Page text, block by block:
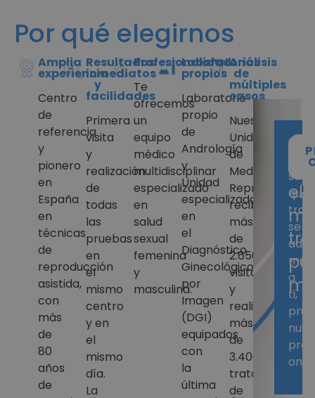
Por qué elegirnos
Amplia
experiencia
Centro
de
referencia
y
pionero
en
España
en
técnicas
de
reproducción
asistida,
con
más
de
80
años
de
Resultados
inmediatos
y
facilidades
Primera
visita
y
realización
de
todas
las
pruebas
en
el
mismo
centro
y en
el
mismo
día.
La
Profesionalidad
Te
ofrecemos
un
equipo
médico
multidisciplinar
especializado
en
salud
sexual
femenina
y
masculina.
Laboratorios
propios
Laboratorio
propio
de
Andrología
y
Unidad
especializada
en
el
Diagnóstico
Ginecológico
por
Imagen
(DGI)
equipados
con
la
última
Análisis
de
múltiples
casos
Nuestra
Unidad
de
Medicina
Reproductiva
recibe
más
de
2.650
visitas
y
realiza
más
de
3.400
tratamientos
de
es
el
Si
qué
se
más
a
ti,